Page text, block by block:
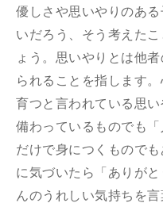
優しさや思いやりのあ
いだろう、そう考えた
ょう。思いやりとは他
られることを指します
育つと言われている思
備わっているものでも
だけで身につくもので
に気づいたら「ありが
んのうれしい気持ちを言